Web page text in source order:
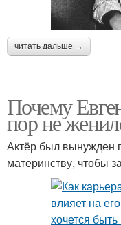
читать дальше →
Почему
пор не
Актёр был вынужден
материнству, чтобы